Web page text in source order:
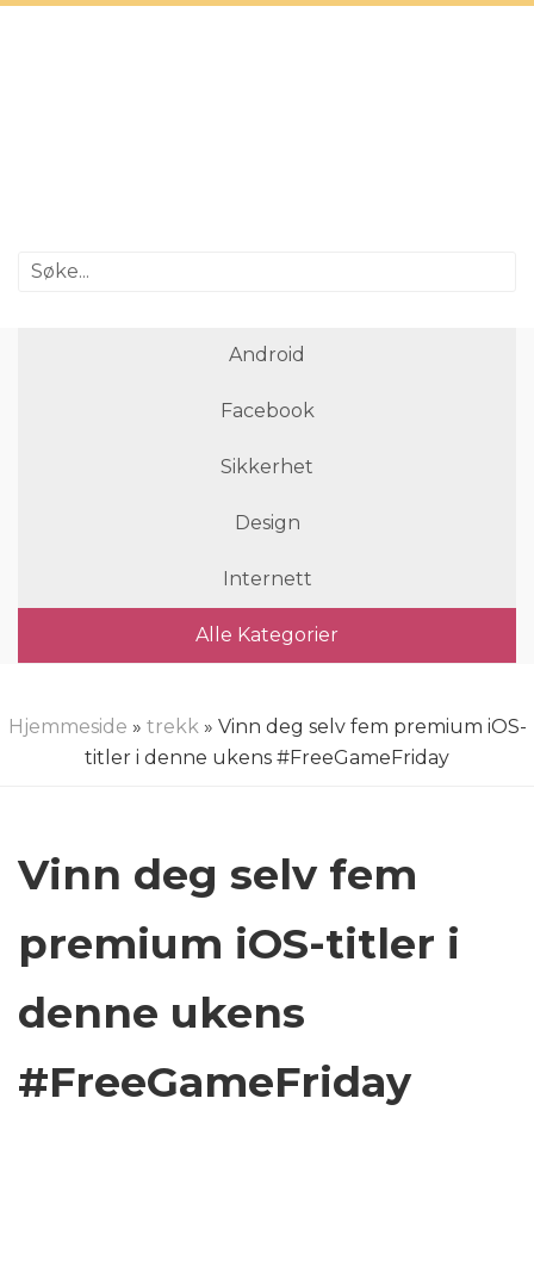
Android
Facebook
Sikkerhet
Design
Internett
Alle Kategorier
Hjemmeside » trekk» Vinn deg selv fem premium iOS-
titler i denne ukens #FreeGameFriday
Vinn deg selv fem
premium iOS-titler i
denne ukens
#FreeGameFriday